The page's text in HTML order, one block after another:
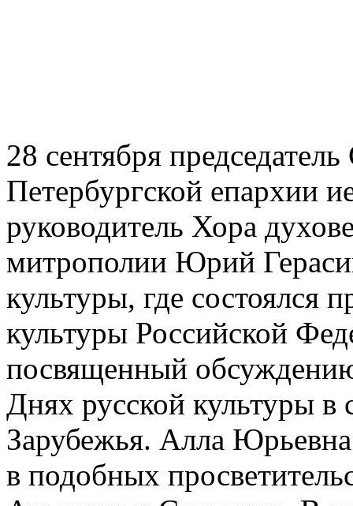
28 сентября
Петербургской епархии
руководитель Хора
митрополии Юрий
культуры, где состоялся
культуры Российской
посвященный
Днях русской культуры
Зарубежья. Алла
в подобных